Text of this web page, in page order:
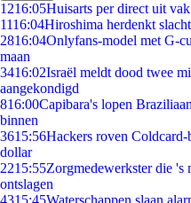
1216:05Huisarts per direct uit
1116:04Hiroshima herdenkt
2816:04Onlyfans-model met G-
maan
3416:02Israël meldt dood twee
aangekondigd
816:00Capibara's lopen
binnen
3615:56Hackers roven
dollar
2215:55Zorgmedewerkster die 's
ontslagen
4315:45Waterschappen slaan